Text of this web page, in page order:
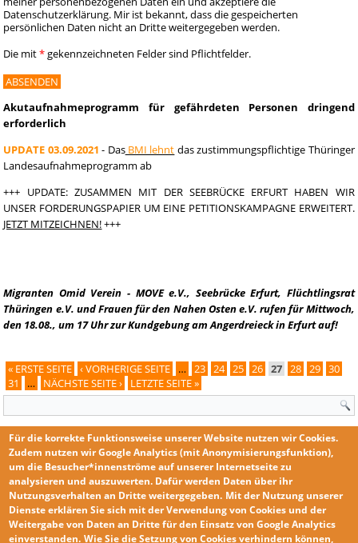
Datenschutzerklärung. Mir ist bekannt, dass die gespeicherten
persönlichen Daten nicht an Dritte weitergegeben werden.
Die mit*gekennzeichneten Felder sind Pflichtfelder.
Akutaufnahmeprogramm für gefährdeten Personen dringend
erforderlich
UPDATE 03.09.2021 - DasBMI lehnt das zustimmungspflichtige Thüringer
Landesaufnahmeprogramm ab
+++ UPDATE: ZUSAMMEN MIT DER SEEBRÜCKE ERFURT HABEN WIR
UNSER FORDERUNGSPAPIER UM EINE PETITIONSKAMPAGNE ERWEITERT.
JETZT MITZEICHNEN!+++
Migranten Omid Verein - MOVE e.V., Seebrücke Erfurt, Flüchtlingsrat
Thüringen e.V. und Frauen für den Nahen Osten e.V. rufen für Mittwoch,
den 18.08., um 17 Uhr zur Kundgebung am Angerdreieck in Erfurt auf!
Seiten
« ERSTE SEITE ‹ VORHERIGE SEITE … 23 24 25 26 27 28 29 30
31
… NÄCHSTE SEITE › LETZTE SEITE »
Suchformular
KONTAKT
IMPRESSUM
Für die korrekte Funktionsweise unserer Website nutzen wirCookies.
Zudem nutzen wirGoogle Analytics(mit Anonymisierungsfunktion),
um die Besucher*innenströme auf unserer Internetseite zu
analysieren und auszuwerten. Dafür werden Daten über ihr
Nutzungsverhalten an Dritte weitergegeben. Mit der Nutzung unserer
Dienste erklären Sie sich mit derVerwendung von Cookies und der
Weitergabe von Daten an Dritte für den Einsatz von Google Analytics
einverstanden. Wie Sie dieSetzung von Cookiesverhindern können,